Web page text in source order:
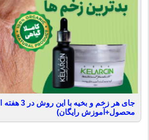
جای هر زخم و
محصول+آموزش رایگان)